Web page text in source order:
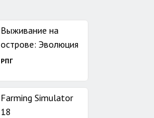
Выживание на
острове: Эволюция
РПГ
Farming Simulator
18